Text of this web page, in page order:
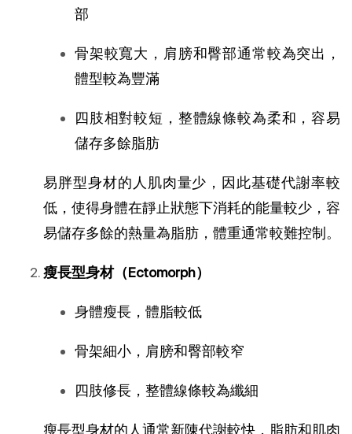
部
骨架較寬大，肩膀和臀部通常較為突出，
體型較為豐滿
四肢相對較短，整體線條較為柔和，容易
儲存多餘脂肪
易胖型身材的人肌肉量少，因此基礎代謝率較
低，使得身體在靜止狀態下消耗的能量較少，容
易儲存多餘的熱量為脂肪，體重通常較難控制。
瘦長型身材（Ectomorph）
身體瘦長，體脂較低
骨架細小，肩膀和臀部較窄
四肢修長，整體線條較為纖細
瘦長型身材的人通常新陳代謝較快，脂肪和肌肉